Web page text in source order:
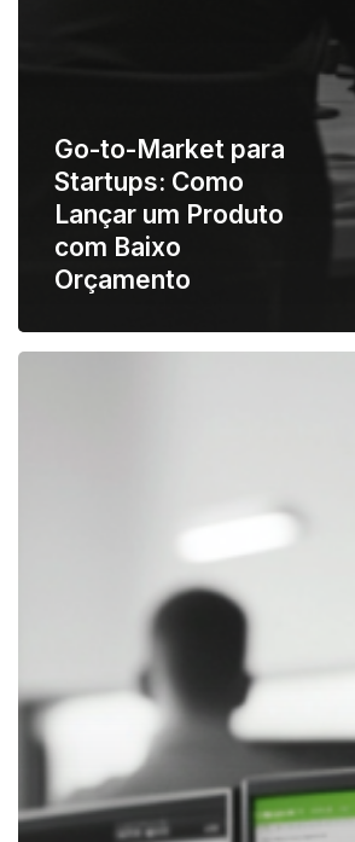
Go-to-Market para
Startups: Como
Lançar um Produto
com Baixo
Orçamento